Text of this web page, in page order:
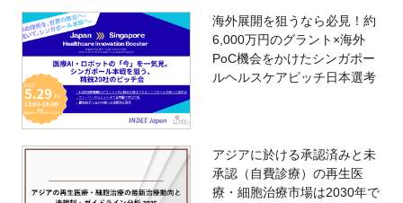
海外展開を狙うなら必見！約
6,000万円のグラント×海外
PoC機会をかけたシンガポー
ルヘルスケアピッチ日本選考
アジアに於ける承認済みと未
承認（自費診療）の再生医
療・細胞治療市場は2030年で